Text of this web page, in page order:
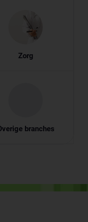
Zorg
branches